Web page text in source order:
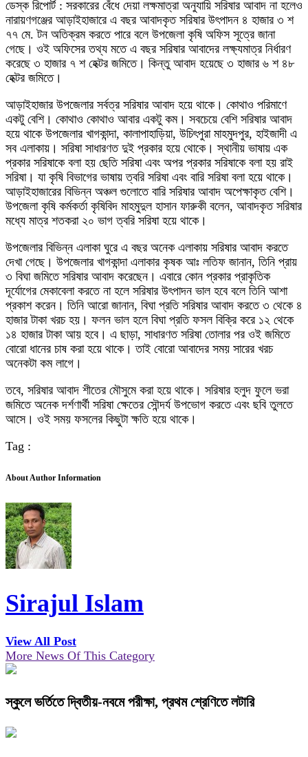
ডেস্ক রিপোর্ট : সরকারের বেঁধে দেয়া লক্ষমাত্রা অনুযায়ি সরিষার আবাদ না হলেও
নারায়ণগঞ্জের আড়াইহাজারে এ বছর আবাদকৃত সরিষার উৎপাদন ৪ হাজার ৩ শ
৭৭ মে. টন অতিক্রম করতে পারে বলে উপজেলা কৃষি অফিস সূত্রে জানা
গেছে। ওই অফিসের তথ্য মতে এ বছর সরিষার আবাদের লক্ষ্যমাত্র নির্ধারণ
করেছে ৩ হাজার ৭ শ হেক্টর জমিতে। কিন্তু আবাদ হয়েছে ৩ হাজার ৬ শ ৪৮
হেক্টর জমিতে।
আড়াইহাজার উপজেলার সর্বত্র সরিষার আবাদ হয়ে থাকে। কোথাও পরিমাণে
একটু বেশি। কোথাও কোথাও আবার একটু কম। সবচেয়ে বেশি সরিষার আবাদ
হয়ে থাকে উপজেলার খাগকান্দা, কালাপাহাড়িয়া, উচিৎপুরা মাহমুদপুর, হাইজাদী এ
সব এলাকায়। সরিষা সাধারণত দুই প্রকার হয়ে থোকে। স্থানীয় ভাষায় এক
প্রকার সরিষাকে বলা হয় ছেতি সরিষা এবং অপর প্রকার সরিষাকে বলা হয় রাই
সরিষা। যা কৃষি বিভাগের ভাষায় ত্বরি সরিষা এবং বারি সরিষা বলা হয়ে থাকে।
আড়াইহাজারের বিভিন্ন অঞ্চল গুলোতে বারি সরিষার আবাদ অপেক্ষাকৃত বেশি।
উপজেলা কৃষি কর্মকর্তা কৃষিবিদ মাহমুদুল হাসান ফারুকী বলেন, আবাদকৃত সরিষার
মধ্যে মাত্র শতকরা ২০ ভাগ ত্বরি সরিষা হয়ে থাকে।
উপজেলার বিভিন্ন এলাকা ঘুরে এ বছর অনেক এলাকায় সরিষার আবাদ করতে
দেখা গেছে। উপজেলার খাগকান্দা এলাকার কৃষক আঃ লতিফ জানান, তিনি প্রায়
৩ বিঘা জমিতে সরিষার আবাদ করেছেন। এবারে কোন প্রকার প্রাকৃতিক
দূর্যোগের মেকাবেলা করতে না হলে সরিষার উৎপাদন ভাল হবে বলে তিনি আশা
প্রকাশ করেন। তিনি আরো জানান, বিঘা প্রতি সরিষার আবাদ করতে ৩ থেকে ৪
হাজার টাকা খরচ হয়। ফলন ভাল হলে বিঘা প্রতি ফসল বিক্রি করে ১২ থেকে
১৪ হাজার টাকা আয় হবে। এ ছাড়া, সাধারণত সরিষা তোলার পর ওই জমিতে
বোরো ধানের চাষ করা হয়ে থাকে। তাই বোরো আবাদের সময় সারের খরচ
অনেকটা কম লাগে।
তবে, সরিষার আবাদ শীতের মৌসুমে করা হয়ে থাকে। সরিষার হলুদ ফুলে ভরা
জমিতে অনেক দর্শণার্থী সরিষা ক্ষেতের সৌন্দর্য উপভোগ করতে এবং ছবি তুলতে
আসে। ওই সময় ফসলের কিছুটা ক্ষতি হয়ে থাকে।
Tag :
About Author Information
Sirajul Islam
View All Post
More News Of This Category
স্কুলে ভর্তিতে দ্বিতীয়-নবমে পরীক্ষা, প্রথম শ্রেণিতে লটারি